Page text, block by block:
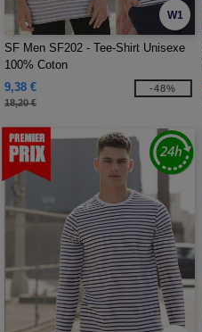
W1
SF Men SF202 - Tee-Shirt Unisexe
100% Coton
9,38 €
18,20 €
-48%